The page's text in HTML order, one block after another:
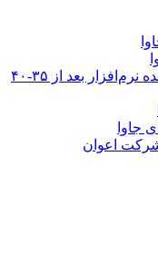
آیا مسیر شغلی توسعه‌دهنده نرم‌افزار بعد از ۳۵-۴۰
جاوا
اعوان